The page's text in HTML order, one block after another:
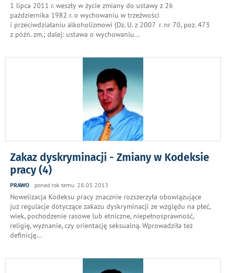
1 lipca 2011 r. weszły w życie zmiany do ustawy z 26
października 1982 r. o wychowaniu w trzeźwości
i przeciwdziałaniu alkoholizmowi (Dz. U. z 2007 r. nr 70, poz. 473
z późń. zm.; dalej: ustawa o wychowaniu...
Zakaz dyskryminacji - Zmiany w Kodeksie
pracy (4)
PRAWO ponad rok temu 28.05.2013
Nowelizacja Kodeksu pracy znacznie rozszerzyła obowiązujące
już regulacje dotyczące zakazu dyskryminacji ze względu na płeć,
wiek, pochodzenie rasowe lub etniczne, niepełnosprawność,
religię, wyznanie, czy orientację seksualną. Wprowadziła też
definicję...